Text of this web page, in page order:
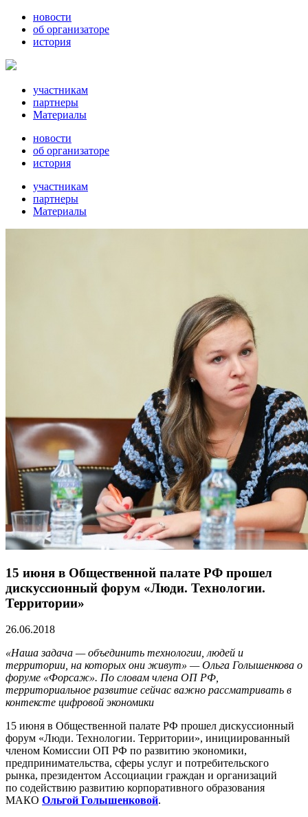
новости
об организаторе
история
участникам
партнеры
Материалы
новости
об организаторе
история
участникам
партнеры
Материалы
15 июня в Общественной палате РФ прошел
дискуссионный форум «Люди. Технологии.
Территории»
26.06.2018
«Наша задача — объединить технологии, людей и
территории, на которых они живут» — Ольга Голышенкова о
форуме «Форсаж». По словам члена ОП РФ,
территориальное развитие сейчас важно рассматривать в
контексте цифровой экономики
15 июня в Общественной палате РФ прошел дискуссионный
форум «Люди. Технологии. Территории», инициированный
членом Комиссии ОП РФ по развитию экономики,
предпринимательства, сферы услуг и потребительского
рынка, президентом Ассоциации граждан и организаций
по содействию развитию корпоративного образования
МАКО Ольгой Голышенковой.